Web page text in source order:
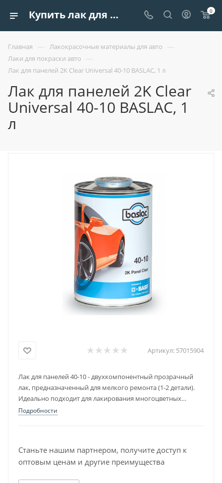
Купить лак для панелей 2k clear universal 40-10 baslac, 1 л | Европроект Tрейдинг 0
Главная — Лакокрасочные материалы для авто —
Лаки для покраски авто —
Лак для панелей 2K Clear Universal 40-10 BASLAC, 1 л
Лак для панелей 2K Clear
Universal 40-10 BASLAC, 1
л
Артикул: 57015904
Лак для панелей 40-10 - двухкомпонентный прозрачный
лак, предназначенный для мелкого ремонта (1-2 детали).
Идеально подходит для лакирования многоцветных
поверхностей и надписей.
Подробности
Станьте нашим партнером, получите доступ к
оптовым ценам и другие преимущества